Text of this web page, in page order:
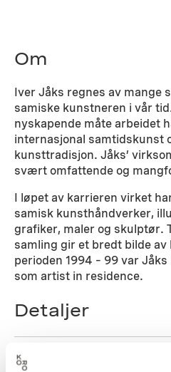
Om
Iver Jåks regnes av mange
samiske kunstneren i vår
nyskapende måte arbeidet
internasjonal samtidskunst
kunsttradisjon. Jåks’
svært omfattende og
I løpet av karrieren virket
samisk kunsthåndverker,
grafiker, maler og skulptør.
samling gir et bredt bilde
perioden 1994 – 99 var
som artist in residence.
Detaljer
Datering